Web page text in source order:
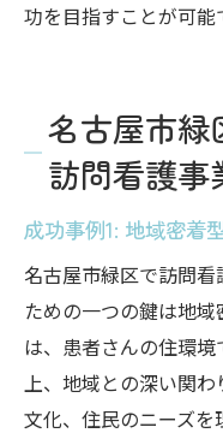
功を目指すことが可能
名古屋市緑
訪問看護事
成功事例1: 地域密着
名古屋市緑区で訪問
ための一つの鍵は地
は、患者さんの住環
上、地域との深い関
文化、住民のニーズ